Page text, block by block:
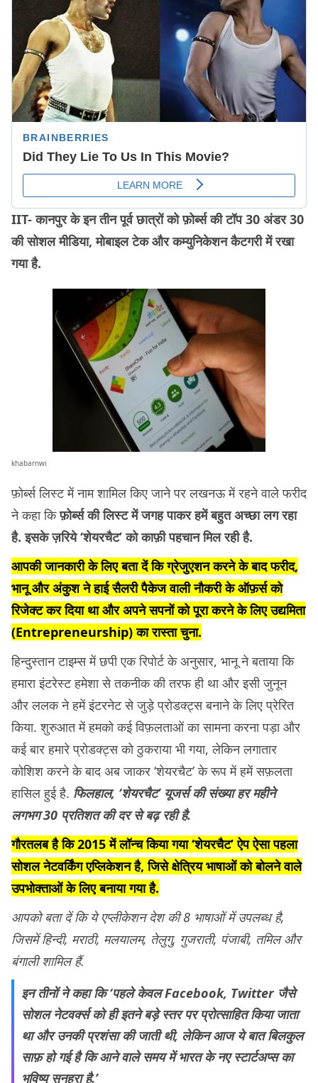
IIT- कानपुर के इन तीन पूर्व छात्रों को फ़ोर्ब्स की टॉप 30 अंडर 30
की सोशल मीडिया, मोबाइल टेक और कम्युनिकेशन कैटगरी में रखा
गया है.
khabarnwi
फ़ोर्ब्स लिस्ट में नाम शामिल किए जाने पर लखनऊ में रहने वाले फरीद
ने कहा किफ़ोर्ब्स की लिस्ट में जगह पाकर हमें बहुत अच्छा लग रहा
है. इसके ज़रिये ‘शेयरचैट’ को काफ़ी पहचान मिल रही है.
आपकी जानकारी के लिए बता दें कि ग्रेजुएशन करने के बाद फरीद,
भानू और अंकुश ने हाई सैलरी पैकेज वाली नौकरी के ऑफ़र्स को
रिजेक्ट कर दिया था और अपने सपनों को पूरा करने के लिए उद्यमिता
(Entrepreneurship) का रास्ता चुना.
हिन्दुस्तान टाइम्स में छपी एक रिपोर्ट के अनुसार, भानू ने बताया कि
हमारा इंटरेस्ट हमेशा से तकनीक की तरफ ही था और इसी जुनून
और ललक ने हमें इंटरनेट से जुड़े प्रोडक्ट्स बनाने के लिए प्रेरित
किया. शुरुआत में हमको कई विफ़लताओं का सामना करना पड़ा और
कई बार हमारे प्रोडक्ट्स को ठुकराया भी गया, लेकिन लगातार
कोशिश करने के बाद अब जाकर ‘शेयरचैट’ के रूप में हमें सफ़लता
हासिल हुई है. फिलहाल, ‘शेयरचैट’ यूजर्स की संख्या हर महीने
लगभग 30 प्रतिशत की दर से बढ़ रही है.
गौरतलब है कि 2015 में लॉन्च किया गया ‘शेयरचैट’ ऐप ऐसा पहला
सोशल नेटवर्किंग एप्ल‍िकेशन है, जिसे क्षेत्रिय भाषाओं को बोलने वाले
उपभोक्ताओं के लिए बनाया गया है.
आपको बता दें कि ये एप्लीकेशन देश की 8 भाषाओं में उपलब्ध है,
जिसमें हिन्दी, मराठी, मलयालम, तेलुगु, गुजराती, पंजाबी, तमिल और
बंगाली शामिल हैं.
इन तीनों ने कहा कि ‘पहले केवल Facebook, Twitter जैसे
सोशल नेटवर्क्स को ही इतने बड़े स्तर पर प्रोत्साहित किया जाता
था और उनकी प्रशंसा की जाती थी, लेकिन आज ये बात बिलकुल
साफ़ हो गई है कि आने वाले समय में भारत के नए स्टार्टअप्स का
भविष्य सुनहरा है.’